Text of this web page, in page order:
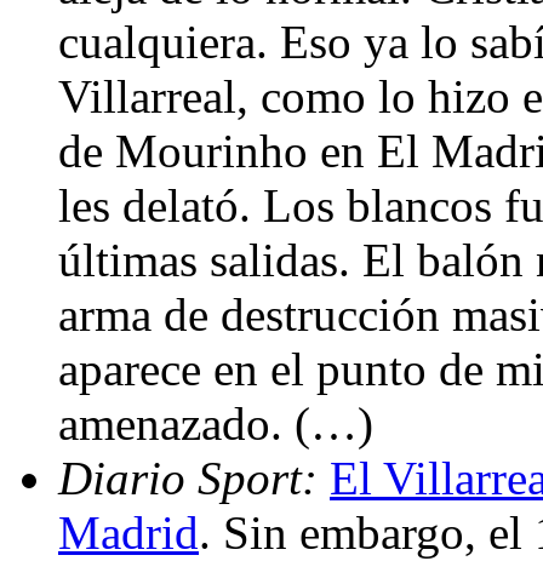
cualquiera. Eso ya lo
Villarreal, como lo hizo
de Mourinho en El
les delató. Los blancos
últimas salidas. El balón
arma de destrucción
aparece en el punto de
amenazado. (…)
Diario Sport: El
Madrid. Sin embargo,